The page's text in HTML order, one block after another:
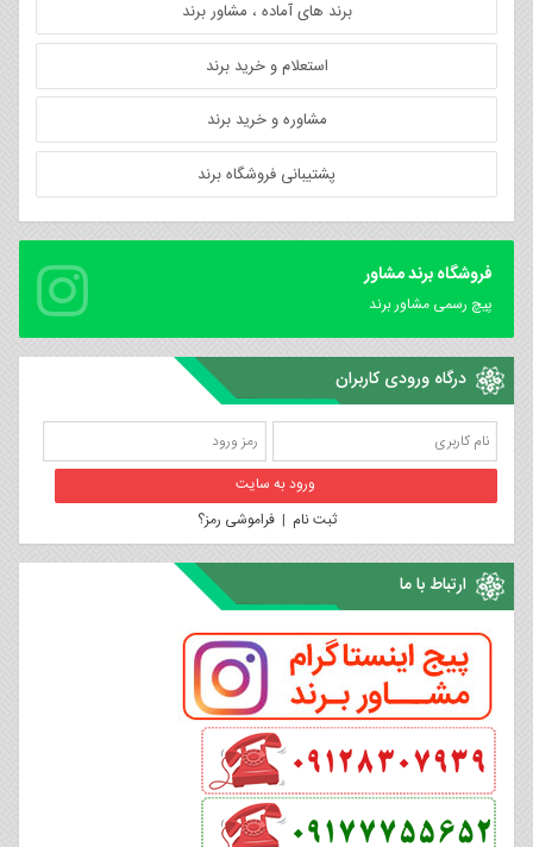
برند های آماده ، مشاور برند
استعلام و خرید برند
مشاوره و خرید برند
پشتیبانی فروشگاه برند
فروشگاه برند مشاور
پیچ رسمی مشاور برند
درگاه ورودی کاربران
ثبت نام |فراموشی رمز؟
ارتباط با ما